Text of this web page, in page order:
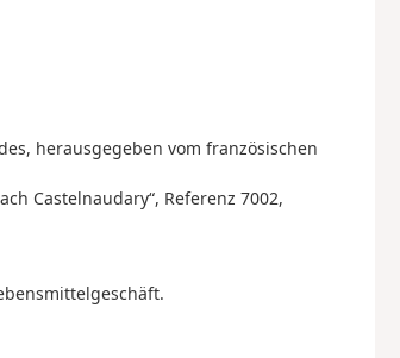
herausgegeben vom französischen
Castelnaudary“, Referenz 7002,